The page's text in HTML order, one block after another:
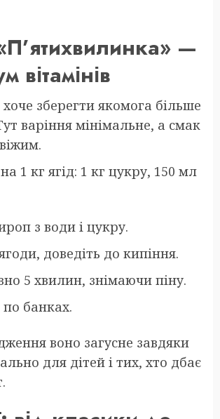
—
вітамінів
зберегти якомога більше
варіння мінімальне, а смак
1 кг ягід: 1 кг цукру, 150 мл
з води і цукру.
доведіть до кипіння.
5 хвилин, знімаючи піну.
банках.
воно загусне завдяки
для дітей і тих, хто дбає